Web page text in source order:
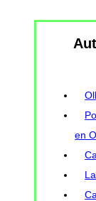
en